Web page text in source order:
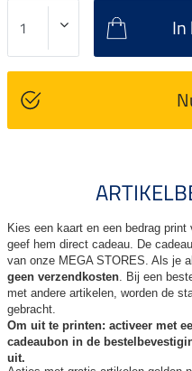
Kies een kaart en een bedrag
geef hem direct cadeau. De
van onze MEGA STORES. Als je
geen verzendkosten. Bij een
met andere artikelen, worden de
gebracht.
Om uit te printen: activeer met
cadeaubon in de
uit.